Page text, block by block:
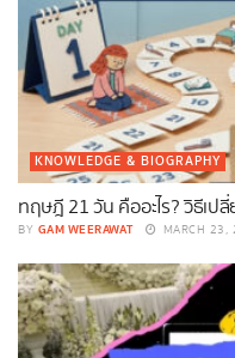
KNOWLEDGE & BIOGRAPHY
ทฤษฎี 21 วัน คืออะไร? วิธีเป
BY GAM WEERAWAT MARCH 23,